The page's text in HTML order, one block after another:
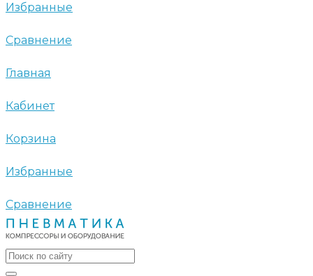
Избранные
Сравнение
Главная
Кабинет
Корзина
Избранные
Сравнение